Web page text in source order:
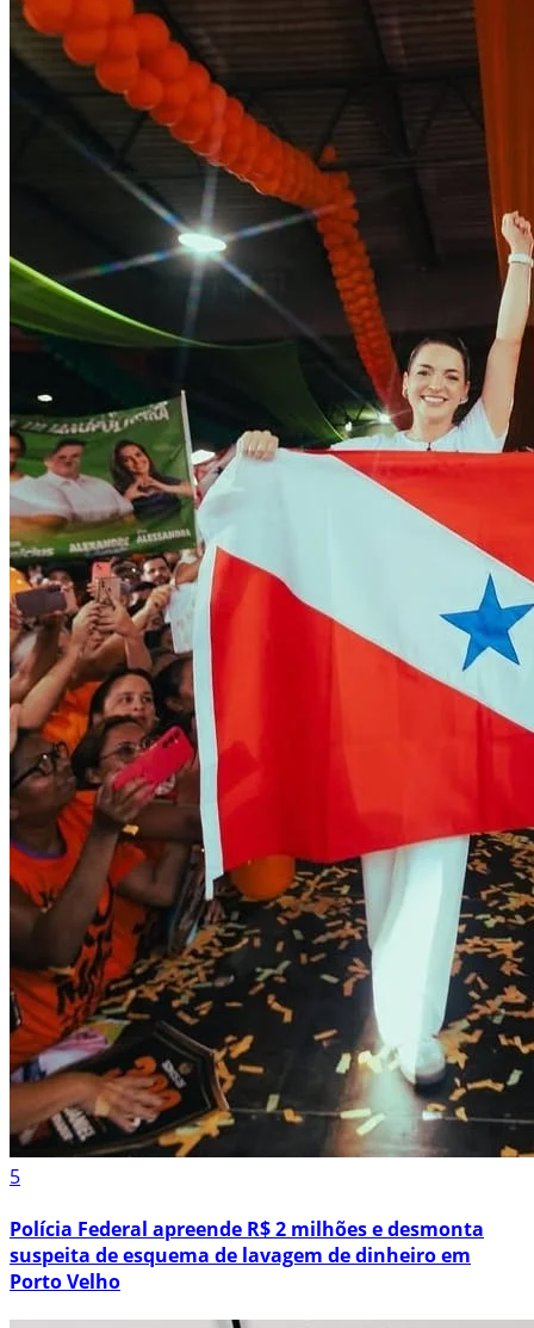
5
Polícia Federal apreende R$ 2 milhões e desmonta
suspeita de esquema de lavagem de dinheiro em
Porto Velho